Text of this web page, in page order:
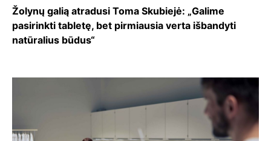
Žolynų galią atradusi Toma Skubiejė: „Galime
pasirinkti tabletę, bet pirmiausia verta išbandyti
natūralius būdus“